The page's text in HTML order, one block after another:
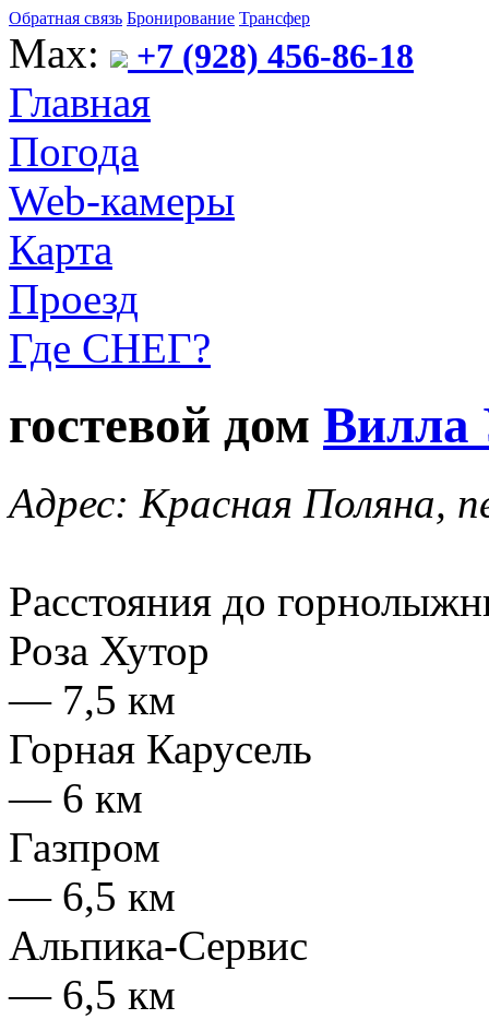
Обратная связь Бронирование Трансфер
Max: +7 (928) 456-86-18
Главная
Погода
Web-камеры
Карта
Проезд
Где СНЕГ?
гостевой дом Вилла
Адрес: Красная Поляна,
Расстояния до
Роза Хутор
— 7,5 км
Горная Карусель
— 6 км
Газпром
— 6,5 км
Альпика-Сервис
— 6,5 км